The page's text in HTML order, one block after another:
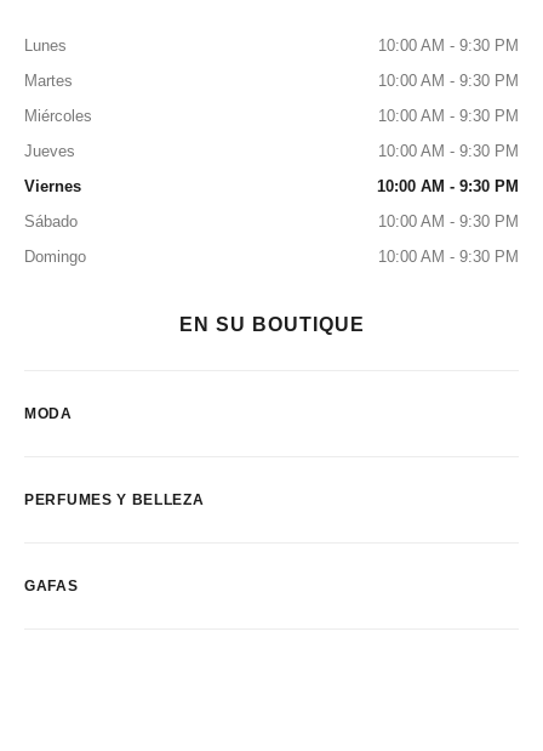
Lunes
10:00 AM - 9:30 PM
Martes
10:00 AM - 9:30 PM
Miércoles
10:00 AM - 9:30 PM
Jueves
10:00 AM - 9:30 PM
Viernes
10:00 AM - 9:30 PM
Sábado
10:00 AM - 9:30 PM
Domingo
10:00 AM - 9:30 PM
EN SU BOUTIQUE
MODA
PERFUMES Y BELLEZA
GAFAS